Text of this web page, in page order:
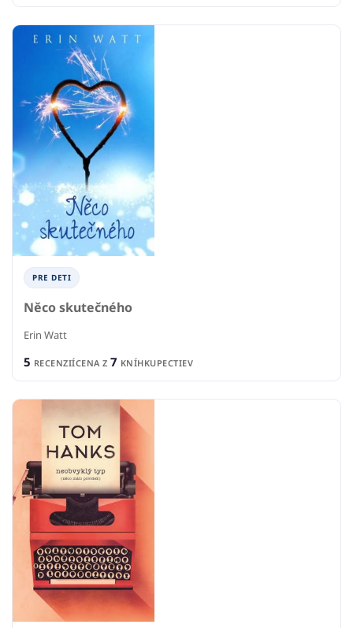
PRE DETI
Něco skutečného
Erin Watt
5 RECENZIÍCENA Z 7 KNÍHKUPECTIEV